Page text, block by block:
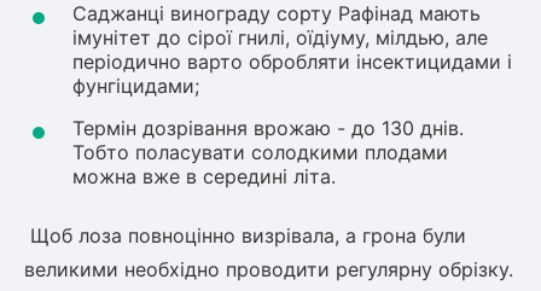
Саджанці винограду сорту Рафінад мають
імунітет до сірої гнилі, оїдіуму, мілдью, але
періодично варто обробляти інсектицидами і
фунгіцидами;
Термін дозрівання врожаю - до 130 днів.
Тобто поласувати солодкими плодами
можна вже в середині літа.
Щоб лоза повноцінно визрівала, а грона були
великими необхідно проводити регулярну обрізку.